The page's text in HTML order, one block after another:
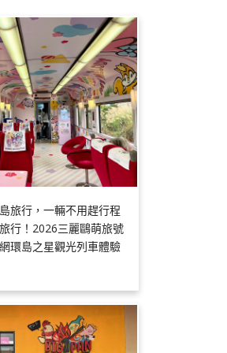
旅行，一輛不用趕行程
行！2026三麗鷗萌旅號
環島之星觀光列車體驗